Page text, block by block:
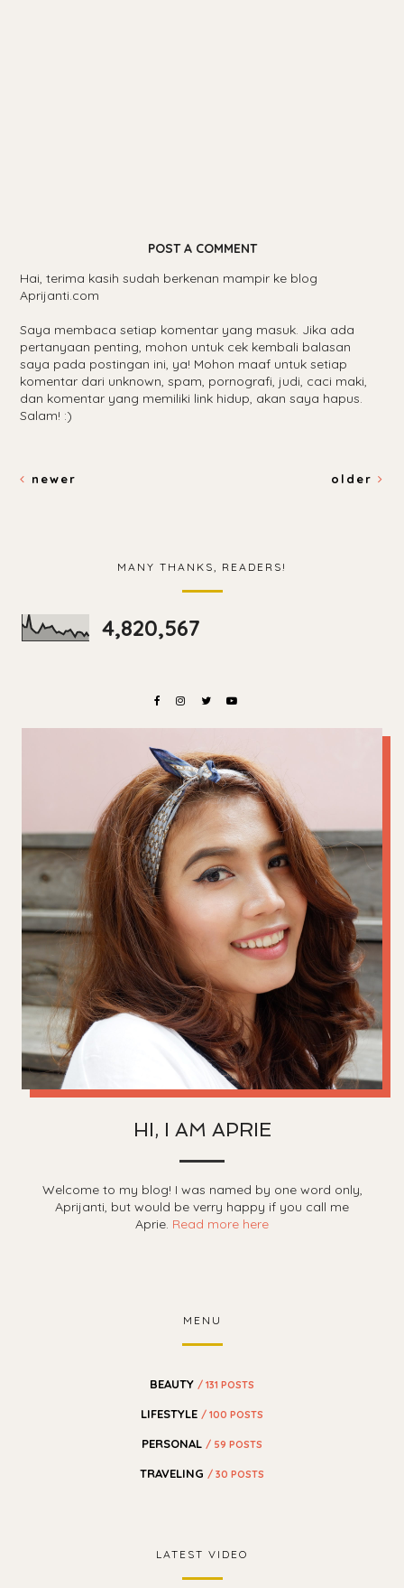
POST A COMMENT
Hai, terima kasih sudah berkenan mampir ke blog
Aprijanti.com
Saya membaca setiap komentar yang masuk. Jika ada
pertanyaan penting, mohon untuk cek kembali balasan
saya pada postingan ini, ya! Mohon maaf untuk setiap
komentar dari unknown, spam, pornografi, judi, caci maki,
dan komentar yang memiliki link hidup, akan saya hapus.
Salam! :)
newer older
MANY THANKS, READERS!
4,820,567
HI, I AM APRIE
Welcome to my blog! I was named by one word only,
Aprijanti, but would be verry happy if you call me
Aprie. Read more here
MENU
BEAUTY / 131 POSTS
LIFESTYLE / 100 POSTS
PERSONAL / 59 POSTS
TRAVELING / 30 POSTS
LATEST VIDEO